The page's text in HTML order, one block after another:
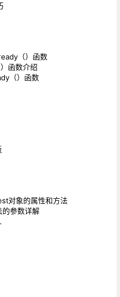
（）函数
函数介绍
（）函数
对象的属性和方法
参数详解